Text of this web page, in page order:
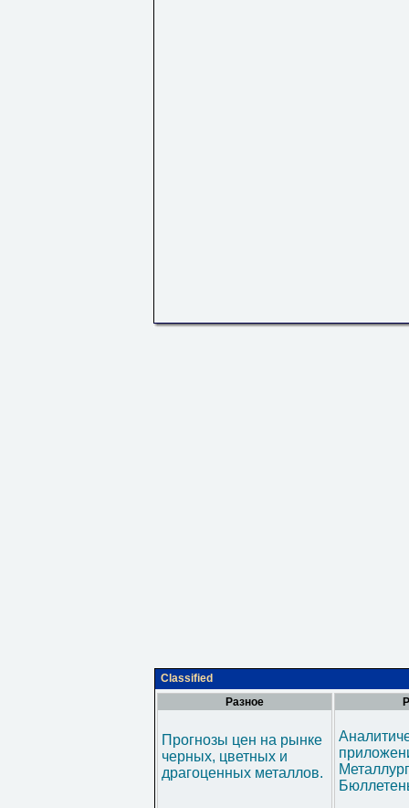
Classified
Разное
Прогнозы цен на рынке
черных, цветных и
драгоценных металлов.